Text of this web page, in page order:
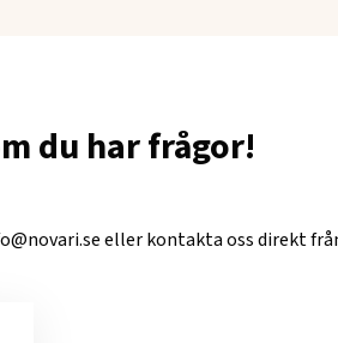
du har frågor!
eller kontakta oss direkt